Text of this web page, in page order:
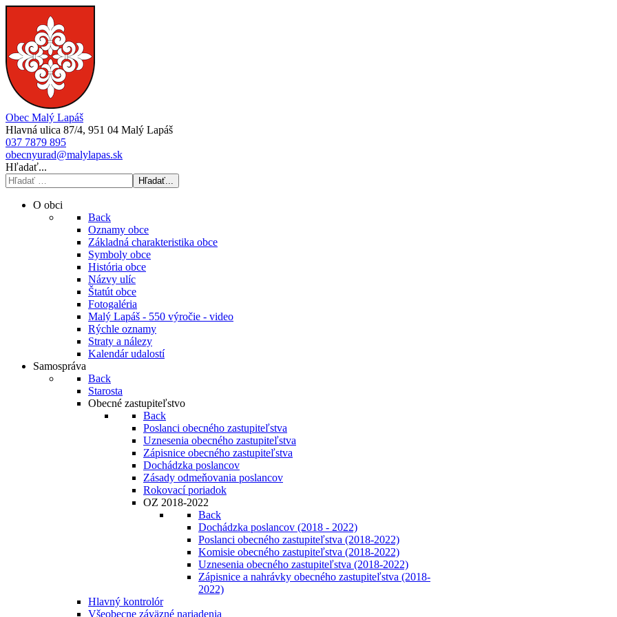
Obec Malý Lapáš
Hlavná ulica 87/4, 951 04 Malý Lapáš
037 7879 895
obecnyurad@malylapas.sk
Hľadať...
Hľadať...
O obci
Back
Oznamy obce
Základná charakteristika obce
Symboly obce
História obce
Názvy ulíc
Štatút obce
Fotogaléria
Malý Lapáš - 550 výročie - video
Rýchle oznamy
Straty a nálezy
Kalendár udalostí
Samospráva
Back
Starosta
Obecné zastupiteľstvo
Back
Poslanci obecného zastupiteľstva
Uznesenia obecného zastupiteľstva
Zápisnice obecného zastupiteľstva
Dochádzka poslancov
Zásady odmeňovania poslancov
Rokovací poriadok
OZ 2018-2022
Back
Dochádzka poslancov (2018 - 2022)
Poslanci obecného zastupiteľstva (2018-2022)
Komisie obecného zastupiteľstva (2018-2022)
Uznesenia obecného zastupiteľstva (2018-2022)
Zápisnice a nahrávky obecného zastupiteľstva (2018-
2022)
Hlavný kontrolór
Všeobecne záväzné nariadenia